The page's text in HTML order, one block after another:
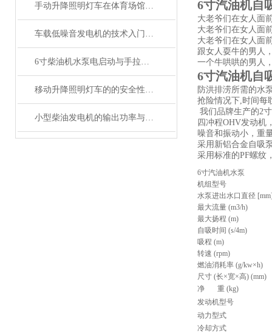
手动升降照明灯车在体育场馆建设中的实践应用
车载低噪音发电机的技术入门者须知
6寸柴油机水泵电启动与手拉启动故障排除
移动升降照明灯车的的安全性能及防护措施介绍
小型柴油发电机的输出功率与负载匹配原则
6寸汽油机自
大老爷们在女人面
大老爷们在女人面
大老爷们在女人面
跟女人耍牛的男人
一个牛哄哄的男人
6寸汽油机自
防洪排涝所需的水
抢险情况下,时间每
我们品牌生产的2
四冲程OHV发动机
噪音和振动小，重
采用新铝合金自吸
采用标准的PF螺纹
6寸汽油机水泵
机组型号
水泵进出水口直径
最大流量 (m3/h)
最大扬程 (m)
自吸时间 (s/4m)
吸程 (m)
转速 (rpm)
燃油消耗率 (g/kw×h)
尺寸 (长×宽×高) (mm)
净
重 (kg)
发动机型号
动力型式
冷却方式